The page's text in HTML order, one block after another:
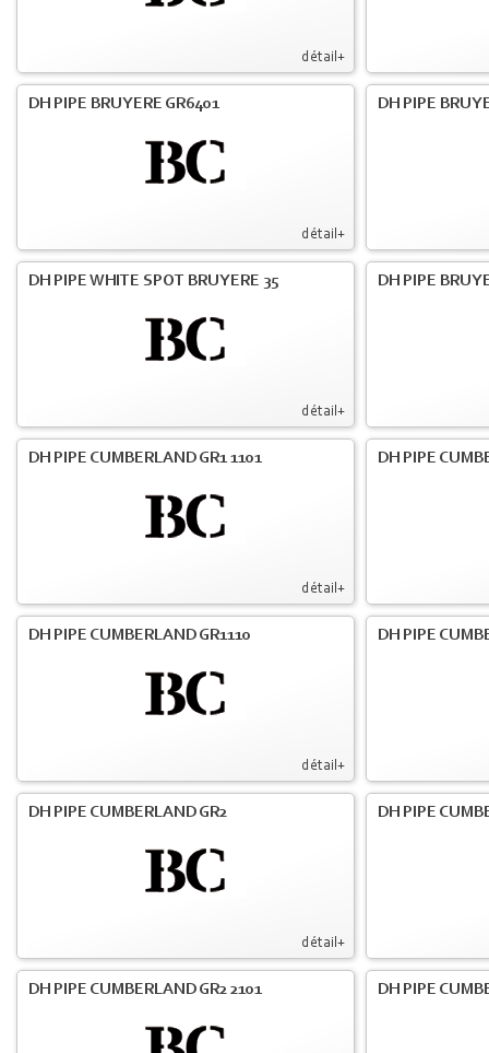
détail+
détail+
DH PIPE BRUYERE GR6401 DH PIPE
détail+
DH PIPE WHITE SPOT BRUYERE 35 DH PIPE
détail+
DH PIPE CUMBERLAND GR1 1101 DH PIPE
détail+
DH PIPE CUMBERLAND GR1110 DH PIPE
détail+
DH PIPE CUMBERLAND GR2 DH PIPE
DH PIPE CUMBERLAND GR2 2101 DH PIPE